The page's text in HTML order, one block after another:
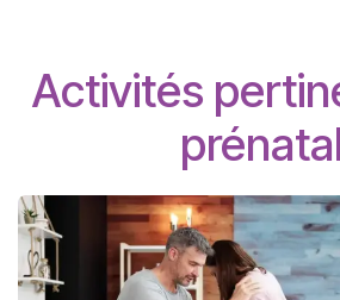
Activités